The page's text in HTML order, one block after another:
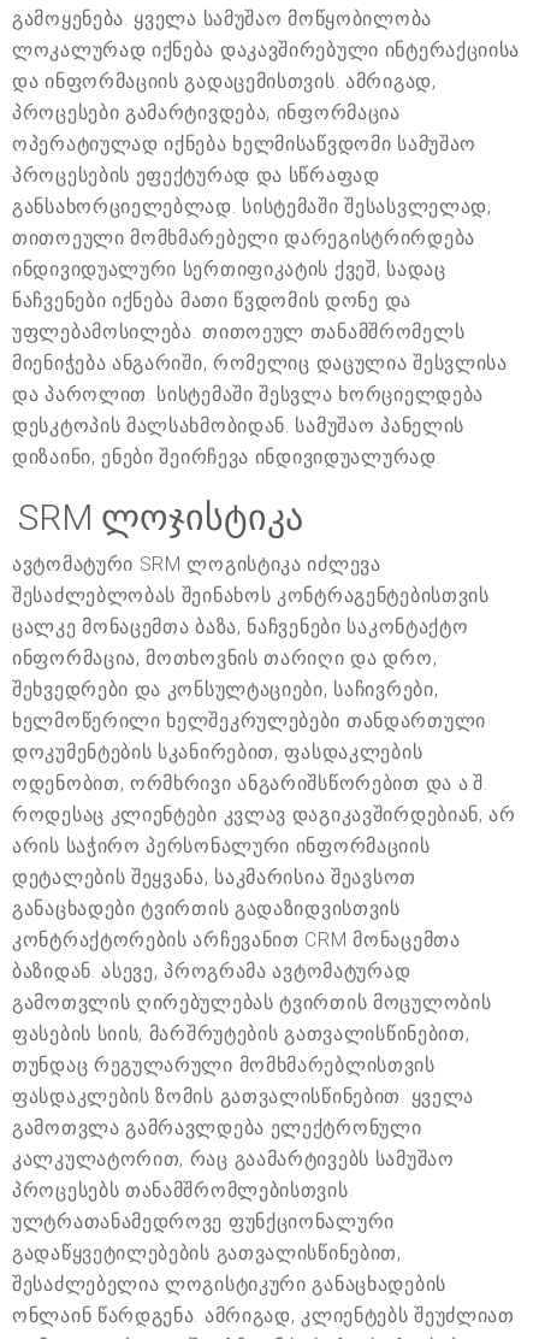
გამოყენება. ყველა სამუშაო მოწყობილობა
ლოკალურად იქნება დაკავშირებული ინტერაქციისა
და ინფორმაციის გადაცემისთვის. ამრიგად,
პროცესები გამარტივდება, ინფორმაცია
ოპერატიულად იქნება ხელმისაწვდომი სამუშაო
პროცესების ეფექტურად და სწრაფად
განსახორციელებლად. სისტემაში შესასვლელად,
თითოეული მომხმარებელი დარეგისტრირდება
ინდივიდუალური სერთიფიკატის ქვეშ, სადაც
ნაჩვენები იქნება მათი წვდომის დონე და
უფლებამოსილება. თითოეულ თანამშრომელს
მიენიჭება ანგარიში, რომელიც დაცულია შესვლისა
და პაროლით. სისტემაში შესვლა ხორციელდება
დესკტოპის მალსახმობიდან. სამუშაო პანელის
დიზაინი, ენები შეირჩევა ინდივიდუალურად.
SRM ლოჯისტიკა
ავტომატური SRM ლოგისტიკა იძლევა
შესაძლებლობას შეინახოს კონტრაგენტებისთვის
ცალკე მონაცემთა ბაზა, ნაჩვენები საკონტაქტო
ინფორმაცია, მოთხოვნის თარიღი და დრო,
შეხვედრები და კონსულტაციები, საჩივრები,
ხელმოწერილი ხელშეკრულებები თანდართული
დოკუმენტების სკანირებით, ფასდაკლების
ოდენობით, ორმხრივი ანგარიშსწორებით და ა.შ.
როდესაც კლიენტები კვლავ დაგიკავშირდებიან, არ
არის საჭირო პერსონალური ინფორმაციის
დეტალების შეყვანა, საკმარისია შეავსოთ
განაცხადები ტვირთის გადაზიდვისთვის
კონტრაქტორების არჩევანით CRM მონაცემთა
ბაზიდან. ასევე, პროგრამა ავტომატურად
გამოთვლის ღირებულებას ტვირთის მოცულობის
ფასების სიის, მარშრუტების გათვალისწინებით,
თუნდაც რეგულარული მომხმარებლისთვის
ფასდაკლების ზომის გათვალისწინებით. ყველა
გამოთვლა გამრავლდება ელექტრონული
კალკულატორით, რაც გაამარტივებს სამუშაო
პროცესებს თანამშრომლებისთვის.
ულტრათანამედროვე ფუნქციონალური
გადაწყვეტილებების გათვალისწინებით,
შესაძლებელია ლოგისტიკური განაცხადების
ონლაინ წარდგენა. ამრიგად, კლიენტებს შეუძლიათ